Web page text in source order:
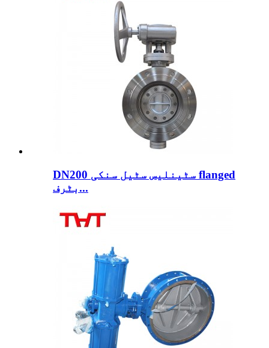
DN200 سٹینلیس سٹیل سنکی flanged
بٹرف...